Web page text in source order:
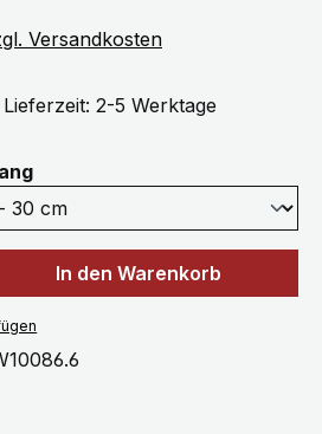
Versandkosten
2-5 Werktage
auswählen
Gib den
In den Warenkorb